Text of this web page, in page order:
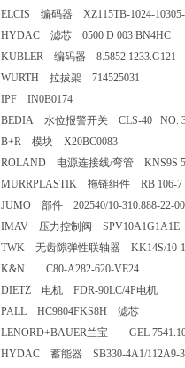
ELCIS 编码器 XZ115TB-1024-10305-
HYDAC 滤芯 0500 D 003 BN4HC
KUBLER 编码器 8.5852.1233.G121
WURTH 拉拔架 714525031
IPF IN0B0174
BEDIA 水位报警开关 CLS-40 NO.
B+R 模块 X20BC0083
ROLAND 电源连接线/弯管 KNS9S
MURRPLASTIK 拖链组件 RB 106-7
JUMO 部件 202540/10-310.888-22-
IMAV 压力控制阀 SPV10A1G1A1E
TWK 无齿隙弹性联轴器 KK14S/10-
K&N C80-A282-620-VE24
DIETZ 电机 FDR-90LC/4P电机
PALL HC9804FKS8H 滤芯
LENORD+BAUER兰宝 GEL
HYDAC 蓄能器 SB330-4A1/112A9-